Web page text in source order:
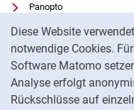
Diese Website
notwendige Cookies.
Software Matomo
Analyse erfolgt
Rückschlüsse auf
Panopto
Datenschutz
Barrierefreiheit
Transparenter KI-Einsatz
Impressum